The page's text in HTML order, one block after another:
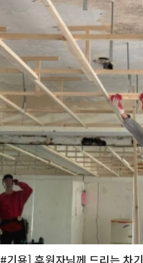
용] 후원자님께 드리는 차기